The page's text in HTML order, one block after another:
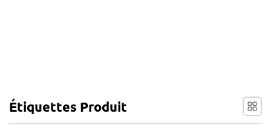
Étiquettes Produit